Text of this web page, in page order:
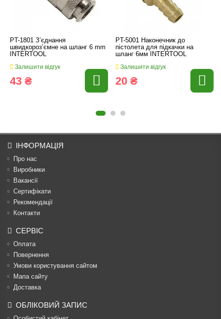
PT-1801 З’єднання
швидкороз’ємне на шланг 6 mm
INTERTOOL
Залишити відгук
43 ₴
PT-5001 Наконечник до
пістолета для підкачки на
шланг 6мм INTERTOOL
Залишити відгук
20 ₴
ІНФОРМАЦІЯ
Про нас
Виробники
Вакансії
Сертифікати
Рекомендації
Контакти
СЕРВІС
Оплата
Повернення
Умови користування сайтом
Мапа сайту
Доставка
ОБЛІКОВИЙ ЗАПИС